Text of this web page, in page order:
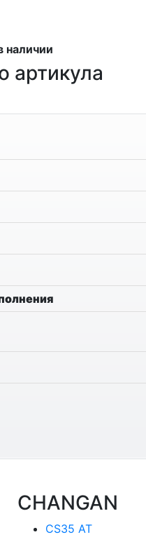
наличии
артикула
CHANGAN
CS35 AT